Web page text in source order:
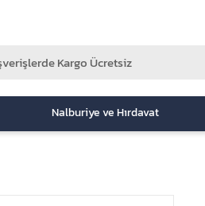
Nalburiye ve Hırdavat